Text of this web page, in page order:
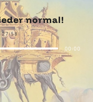
normal!
00:00